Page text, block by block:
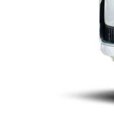
购
配
购